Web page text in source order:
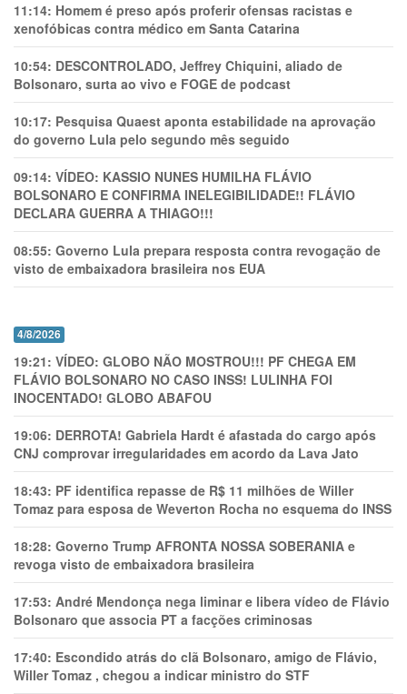
11:14: Homem é preso após proferir ofensas racistas e
xenofóbicas contra médico em Santa Catarina
10:54: DESCONTROLADO, Jeffrey Chiquini, aliado de
Bolsonaro, surta ao vivo e FOGE de podcast
10:17: Pesquisa Quaest aponta estabilidade na aprovação
do governo Lula pelo segundo mês seguido
09:14: VÍDEO: KASSIO NUNES HUMlLHA FLÁVIO
BOLSONARO E CONFIRMA INELEGIBILIDADE!! FLÁVIO
DECLARA GUERRA A THIAGO!!!
08:55: Governo Lula prepara resposta contra revogação de
visto de embaixadora brasileira nos EUA
4/8/2026
19:21: VÍDEO: GLOBO NÃO MOSTROU!!! PF CHEGA EM
FLÁVIO BOLSONARO NO CASO INSS! LULINHA FOI
INOCENTADO! GLOBO ABAFOU
19:06: DERROTA! Gabriela Hardt é afastada do cargo após
CNJ comprovar irregularidades em acordo da Lava Jato
18:43: PF identifica repasse de R$ 11 milhões de Willer
Tomaz para esposa de Weverton Rocha no esquema do INSS
18:28: Governo Trump AFRONTA NOSSA SOBERANIA e
revoga visto de embaixadora brasileira
17:53: André Mendonça nega liminar e libera vídeo de Flávio
Bolsonaro que associa PT a facções criminosas
17:40: Escondido atrás do clã Bolsonaro, amigo de Flávio,
Willer Tomaz , chegou a indicar ministro do STF